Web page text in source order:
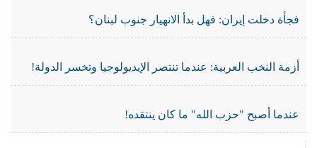
فجأة دخلت إيران: فهل بدأ الانهيار جنوب لبنان؟
أزمة النخب العربية: عندما تنتصر الإيديولوجيا وتخسر الدولة!
عندما أصبح "حزب الله" ما كان ينتقده!